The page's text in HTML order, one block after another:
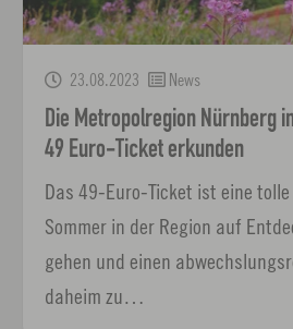
23.08.2023 News
Die Metropolregion Nürnberg
49 Euro-Ticket erkunden
Das 49-Euro-Ticket ist eine
Sommer in der Region auf
gehen und einen
daheim zu…